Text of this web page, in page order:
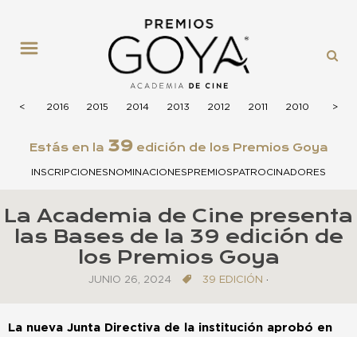
<
<
2017 2016 2015 2014 2013 2012 2011 2010 2009
>
>
Estás en la 39edición de los Premios Goya
INSCRIPCIONESNOMINACIONESPREMIOSPATROCINADORES
La Academia de Cine presenta
las Bases de la 39 edición de
los Premios Goya
JUNIO 26, 2024 39 EDICIÓN ·
La nueva Junta Directiva de la institución aprobó en